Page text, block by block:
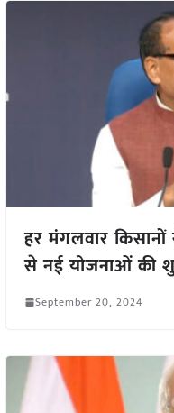
हर मंगलवार
से नई योजनाओं की
September 20, 2024